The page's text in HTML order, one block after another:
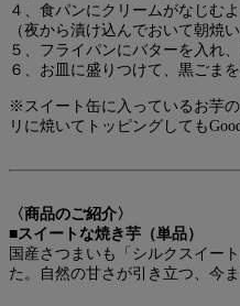
４、食パンにクリームがなじむ
（夜から漬け込んでおいて朝焼
５、フライパンにバターを入れ
６、お皿に盛りつけて、黒ごま
※スイート缶に入っているお芋
リに焼いてトッピングしても
〈商品のご紹介〉
■スイートな焼き芋（単品）
国産さつまいも「シルクスイー
た。自然の甘さが引き立つ、今